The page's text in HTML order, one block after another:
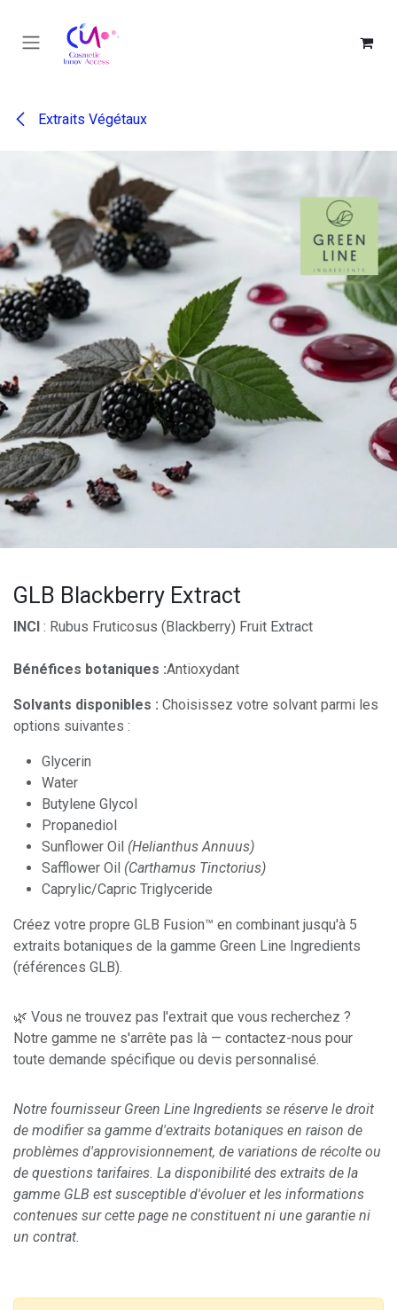
Extraits Végétaux
GLB Blackberry Extract
INCI : Rubus Fruticosus (Blackberry) Fruit Extract
Bénéfices botaniques :Antioxydant
Solvants disponibles : Choisissez votre solvant parmi les
options suivantes :
Glycerin
Water
Butylene Glycol
Propanediol
Sunflower Oil (Helianthus Annuus)
Safflower Oil (Carthamus Tinctorius)
Caprylic/Capric Triglyceride
Créez votre propre GLB Fusion™ en combinant jusqu'à 5
extraits botaniques de la gamme Green Line Ingredients
(références GLB).
🌿 Vous ne trouvez pas l'extrait que vous recherchez ?
Notre gamme ne s'arrête pas là — contactez-nous pour
toute demande spécifique ou devis personnalisé.
Notre fournisseur Green Line Ingredients se réserve le droit
de modifier sa gamme d'extraits botaniques en raison de
problèmes d'approvisionnement, de variations de récolte ou
de questions tarifaires. La disponibilité des extraits de la
gamme GLB est susceptible d'évoluer et les informations
contenues sur cette page ne constituent ni une garantie ni
un contrat.